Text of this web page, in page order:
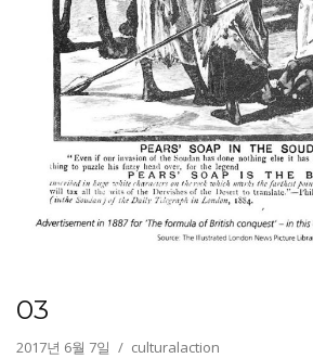
03
2017년 6월 7일 culturalaction